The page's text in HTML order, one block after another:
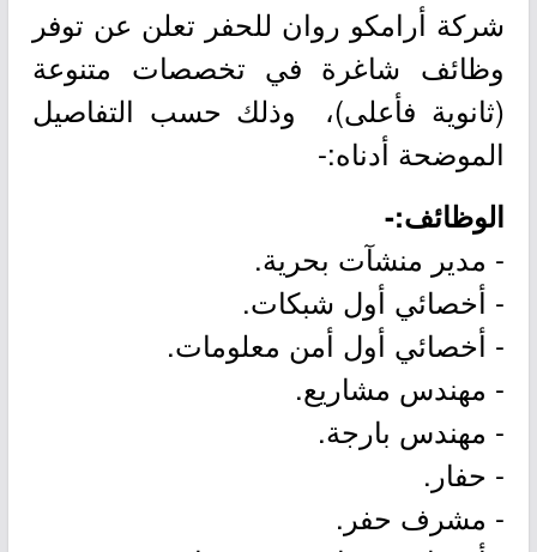
شركة أرامكو روان للحفر تعلن عن توفر
وظائف شاغرة في تخصصات متنوعة
(ثانوية فأعلى)، وذلك حسب التفاصيل
الموضحة أدناه:-
الوظائف:-
- مدير منشآت بحرية.
- أخصائي أول شبكات.
- أخصائي أول أمن معلومات.
- مهندس مشاريع.
- مهندس بارجة.
- حفار.
- مشرف حفر.